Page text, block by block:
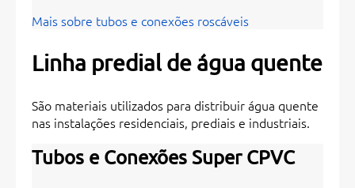
Mais sobre tubos e conexões roscáveis
Linha predial de água quente
São materiais utilizados para distribuir água quente
nas instalações residenciais, prediais e industriais.
Tubos e Conexões Super CPVC